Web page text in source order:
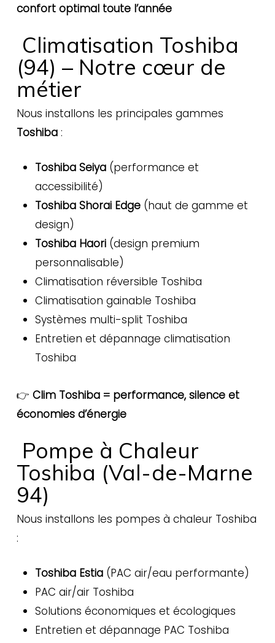
confort optimal toute l’année
Climatisation Toshiba
(94) – Notre cœur de
métier
Nous installons les principales gammes
Toshiba:
Toshiba Seiya(performance et
accessibilité)
Toshiba Shorai Edge(haut de gamme et
design)
Toshiba Haori(design premium
personnalisable)
Climatisation réversible Toshiba
Climatisation gainable Toshiba
Systèmes multi-split Toshiba
Entretien et dépannage climatisation
Toshiba
👉 Clim Toshiba = performance, silence et
économies d’énergie
Pompe à Chaleur
Toshiba (Val-de-Marne
94)
Nous installons les pompes à chaleur Toshiba
:
Toshiba Estia(PAC air/eau performante)
PAC air/air Toshiba
Solutions économiques et écologiques
Entretien et dépannage PAC Toshiba